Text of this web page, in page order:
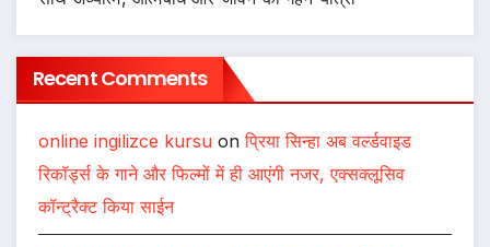
Recent Comments
online ingilizce kursu onप्रिया सिन्हा अब वर्ल्डवाइड
रिकॉर्ड्स के गाने और फिल्मों में ही आएंगी नजर, एक्सक्लूसिव
कॉन्ट्रैक्ट किया साईन